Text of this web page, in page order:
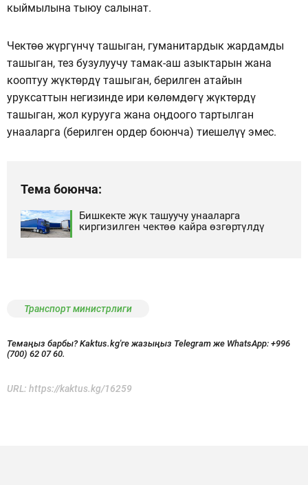
кыймылына тыюу салынат.
Чектөө жүргүнчү ташыган, гуманитардык жардамды
ташыган, тез бузулуучу тамак-аш азыктарын жана
кооптуу жүктөрдү ташыган, берилген атайын
уруксаттын негизинде ири көлөмдөгү жүктөрдү
ташыган, жол курууга жана оңдоого тартылган
унааларга (берилген ордер боюнча) тиешелүү эмес.
Тема боюнча:
Бишкекте жүк ташуучу унааларга
киргизилген чектөө кайра өзгөртүлдү
Транспорт министрлиги
Темаңыз барбы? Kaktus.kg'ге жазыңыз Telegram же WhatsApp: +996
(700) 62 07 60.
URL: https://kaktus.kg/16259